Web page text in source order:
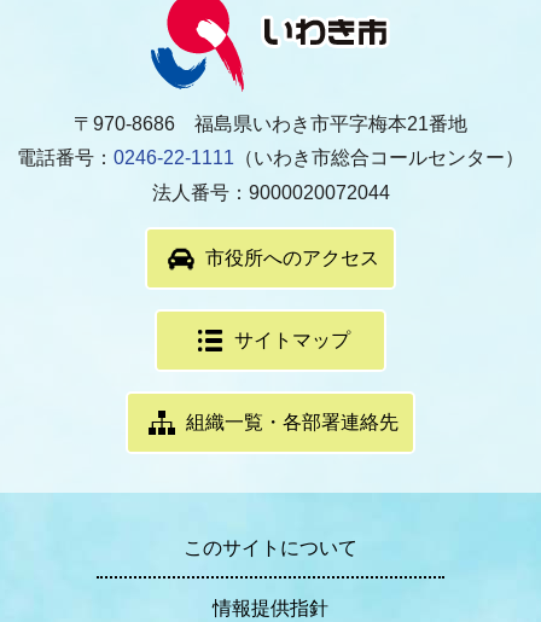
〒970-8686 福島県いわき市平字梅本21番地
電話番号： 0246-22-1111 （いわき市総合コールセンター）
法人番号：9000020072044
市役所へのアクセス
サイトマップ
組織一覧・各部署連絡先
このサイトについて
情報提供指針